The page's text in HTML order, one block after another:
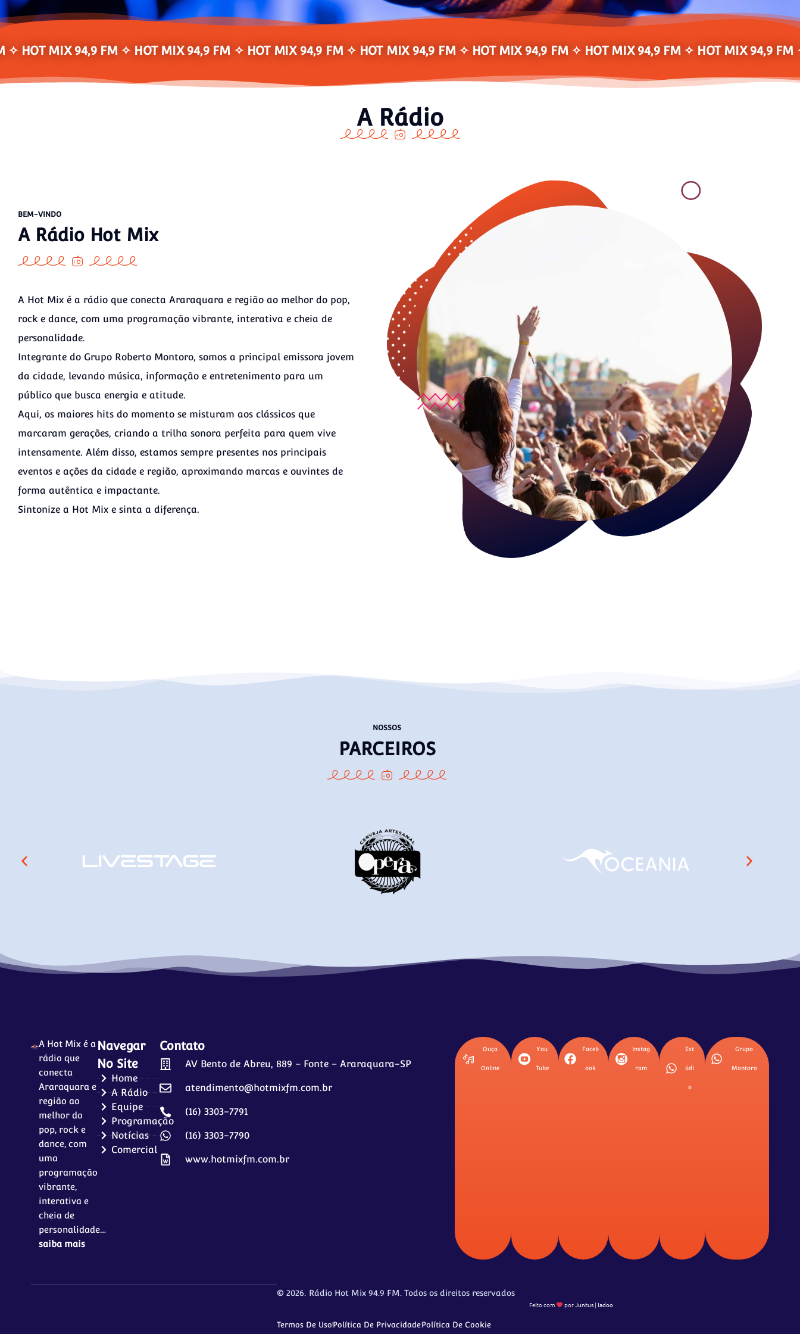
✧ HOT MIX 94,9 FM ✧ HOT MIX 94,9 FM ✧ HOT MIX 94,9 FM ✧ HOT MIX 94,9 FM ✧ HOT MIX 94,9 FM ✧ HOT MIX 94,9 FM ✧ HOT MIX
A Rádio
BEM-VINDO
A Rádio Hot Mix
A Hot Mix é a rádio que conecta Araraquara e região ao melhor do pop,
rock e dance, com uma programação vibrante, interativa e cheia de
personalidade.
Integrante do Grupo Roberto Montoro, somos a principal emissora jovem
da cidade, levando música, informação e entretenimento para um
público que busca energia e atitude.
Aqui, os maiores hits do momento se misturam aos clássicos que
marcaram gerações, criando a trilha sonora perfeita para quem vive
intensamente. Além disso, estamos sempre presentes nos principais
eventos e ações da cidade e região, aproximando marcas e ouvintes de
forma autêntica e impactante.
Sintonize a Hot Mix e sinta a diferença.
NOSSOS
PARCEIROS
A Hot Mix é a
rádio que
conecta
Araraquara e
região ao
melhor do
pop, rock e
dance, com
uma
programação
vibrante,
interativa e
cheia de
personalidade…
saiba mais
Navegar
No Site
Home
A Rádio
Equipe
Programação
Notícias
Comercial
Contato
AV Bento de Abreu, 889 – Fonte – Araraquara-SP
atendimento@hotmixfm.com.br
(16) 3303-7791
(16) 3303-7790
www.hotmixfm.com.br
Ouça
Online
You
Tube
Faceb
ook
Instag
ram
Est
údi
o
Grupo
Montoro
© 2026. Rádio Hot Mix 94.9 FM. Todos os direitos reservados
Termos De UsoPolítica De PrivacidadePolítica De Cookie
Feito com porJuntus |Iadoo